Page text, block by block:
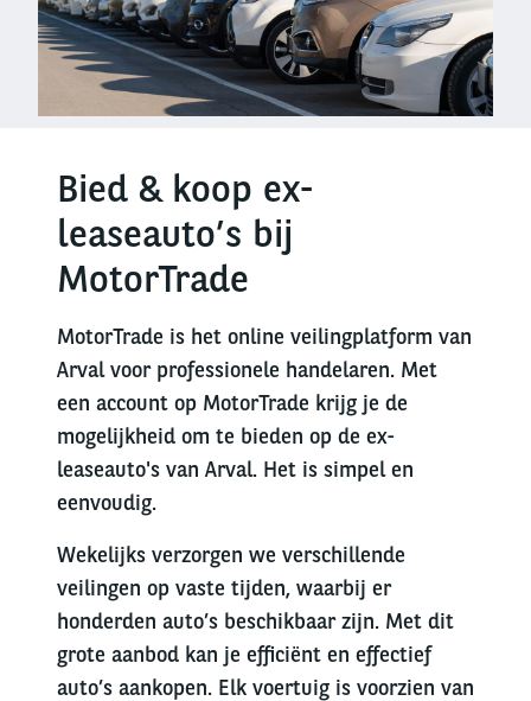
Bied & koop ex-
leaseauto’s bij
MotorTrade
MotorTrade is het online veilingplatform van
Arval voor professionele handelaren. Met
een account op MotorTrade krijg je de
mogelijkheid om te bieden op de ex-
leaseauto's van Arval. Het is simpel en
eenvoudig.
Wekelijks verzorgen we verschillende
veilingen op vaste tijden, waarbij er
honderden auto’s beschikbaar zijn. Met dit
grote aanbod kan je efficiënt en effectief
auto’s aankopen. Elk voertuig is voorzien van